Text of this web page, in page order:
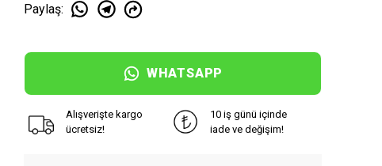
Paylaş:
WHATSAPP
Alışverişte kargo
ücretsiz!
10 iş günü içinde
iade ve değişim!